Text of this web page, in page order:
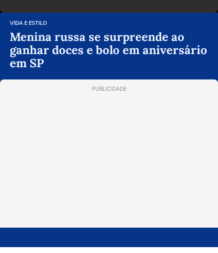
VIDA E ESTILO
Menina russa se surpreende ao
ganhar doces e bolo em aniversário
em SP
PUBLICIDADE